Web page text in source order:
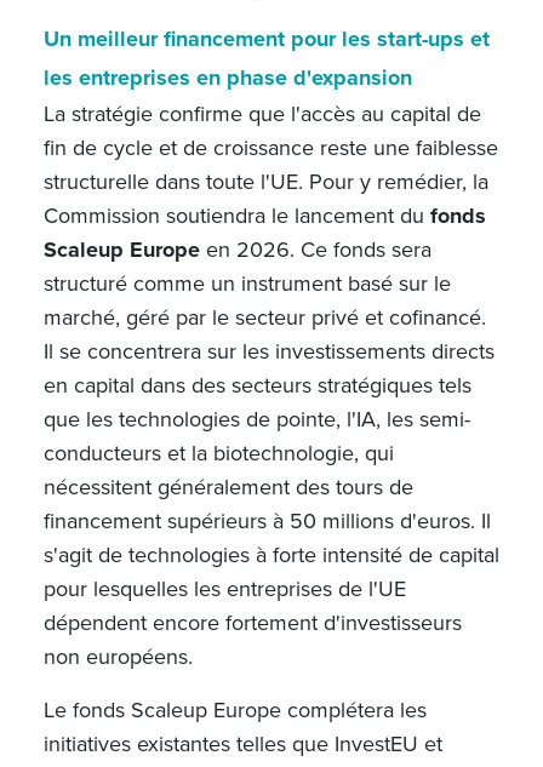
Un meilleur financement pour les start-ups et
les entreprises en phase d'expansion
La stratégie confirme que l'accès au capital de
fin de cycle et de croissance reste une faiblesse
structurelle dans toute l'UE. Pour y remédier, la
Commission soutiendra le lancement du fonds
Scaleup Europeen 2026. Ce fonds sera
structuré comme un instrument basé sur le
marché, géré par le secteur privé et cofinancé.
Il se concentrera sur les investissements directs
en capital dans des secteurs stratégiques tels
que les technologies de pointe, l'IA, les semi-
conducteurs et la biotechnologie, qui
nécessitent généralement des tours de
financement supérieurs à 50 millions d'euros. Il
s'agit de technologies à forte intensité de capital
pour lesquelles les entreprises de l'UE
dépendent encore fortement d'investisseurs
non européens.
Le fonds Scaleup Europe complétera les
initiatives existantes telles que InvestEU et